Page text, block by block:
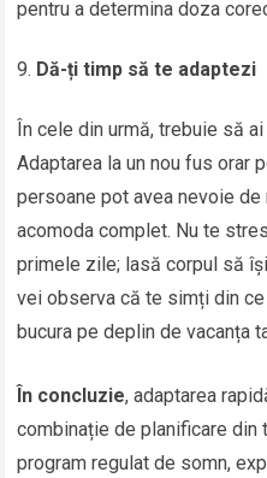
pentru a determina doza
Dă-ți timp să te adaptezi
În cele din urmă, trebuie să
Adaptarea la un nou fus orar
persoane pot avea nevoie
acomoda complet. Nu te
primele zile; lasă corpul să
vei observa că te simți din
bucura pe deplin de vacanța
În concluzie, adaptarea
combinație de planificare din
program regulat de somn,